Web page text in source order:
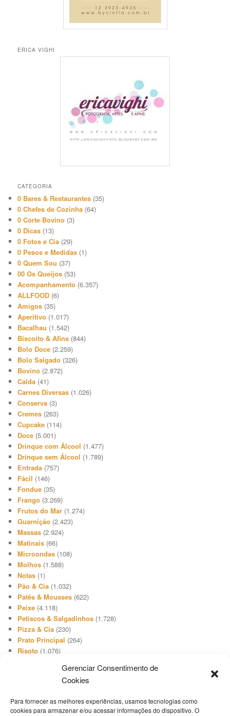
Gerenciar Consentimento de
Cookies
Para fornecer as melhores experiências, usamos tecnologias como
cookies para armazenar e/ou acessar informações do dispositivo. O
ERICA VIGHI
CATEGORIA
0 Bares & Restaurantes (35)
0 Chefes de Cozinha (64)
0 Corte Bovino (3)
0 Dicas (13)
0 Fotos e Cia (29)
0 Pesos e Medidas (1)
0 Quem Sou (37)
00 Os Queijos (53)
Acompanhamento (6.357)
ALLFOOD (6)
Amigos (35)
Aperitivo (1.017)
Bacalhau (1.542)
Biscoito & Afins (844)
Bolo Doce (2.259)
Bolo Salgado (326)
Bovino (2.872)
Calda (41)
Carnes Diversas (1.026)
Conserva (3)
Cremes (263)
Cupcake (114)
Doce (5.001)
Drinque com Álcool (1.477)
Drinque sem Álcool (1.789)
Entrada (757)
Fácil (146)
Fondue (35)
Frango (3.269)
Frutos do Mar (1.274)
Guarnição (2.423)
Massas (2.924)
Matinais (66)
Microondas (108)
Molhos (1.588)
Notas (1)
Pão & Cia (1.032)
Patês & Mousses (622)
Peixe (4.118)
Petiscos & Salgadinhos (1.728)
Pizza & Cia (230)
Prato Principal (264)
Risoto (1.076)
(66)
Sanduíches & Lanches
Sopa & Cia(2.731)